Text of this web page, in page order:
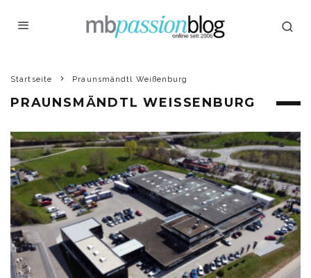
Startseite Praunsmändtl Weißenburg
PRAUNSMÄNDTL WEISSENBURG